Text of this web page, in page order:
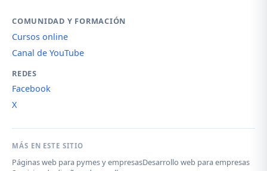
COMUNIDAD Y FORMACIÓN
Cursos online
Canal de YouTube
REDES
Facebook
X
MÁS EN ESTE SITIO
Páginas web para pymes y empresasDesarrollo web para empresas